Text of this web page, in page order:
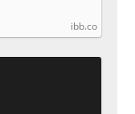
ibb.co